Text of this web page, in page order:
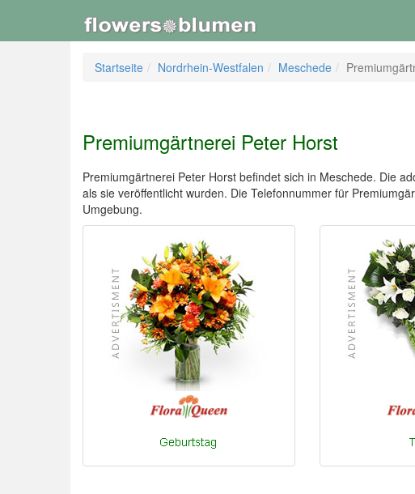
Startseite Nordrhein-Westfalen Meschede
Premiumgärtnerei Peter Horst
Premiumgärtnerei Peter Horst befindet sich in Meschede. Die
als sie veröffentlicht wurden. Die Telefonnummer für
Umgebung.